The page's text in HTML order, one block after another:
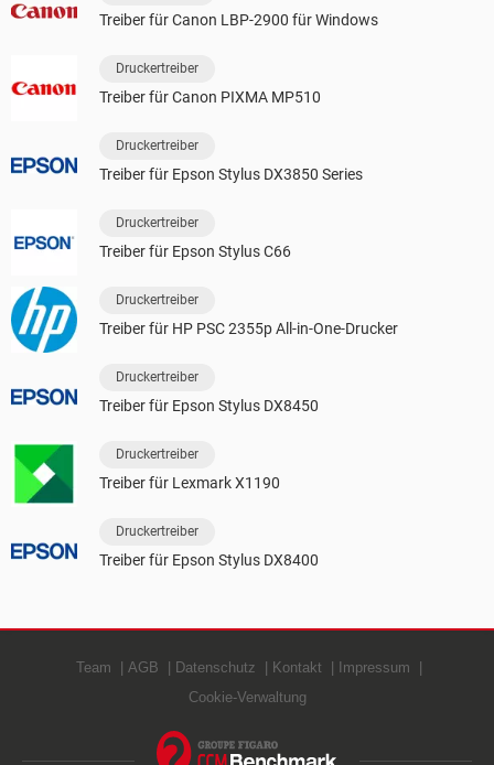
Treiber für Canon LBP-2900 für Windows
Druckertreiber
Treiber für Canon PIXMA MP510
Druckertreiber
Treiber für Epson Stylus DX3850 Series
Druckertreiber
Treiber für Epson Stylus C66
Druckertreiber
Treiber für HP PSC 2355p All-in-One-Drucker
Druckertreiber
Treiber für Epson Stylus DX8450
Druckertreiber
Treiber für Lexmark X1190
Druckertreiber
Treiber für Epson Stylus DX8400
Team AGB Datenschutz Kontakt
Impressum
Cookie-Verwaltung